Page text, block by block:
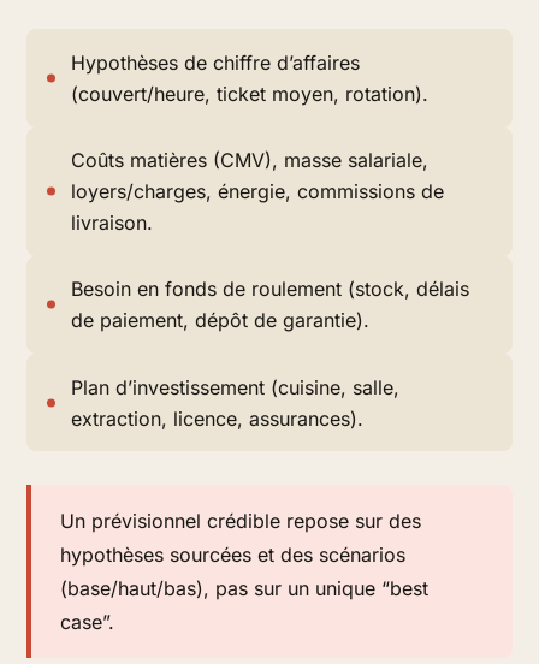
Hypothèses de chiffre d’affaires
(couvert/heure, ticket moyen, rotation).
Coûts matières (CMV), masse salariale,
loyers/charges, énergie, commissions de
livraison.
Besoin en fonds de roulement (stock, délais
de paiement, dépôt de garantie).
Plan d’investissement (cuisine, salle,
extraction, licence, assurances).
Un prévisionnel crédible repose sur des
hypothèses sourcées et des scénarios
(base/haut/bas), pas sur un unique “best
case”.